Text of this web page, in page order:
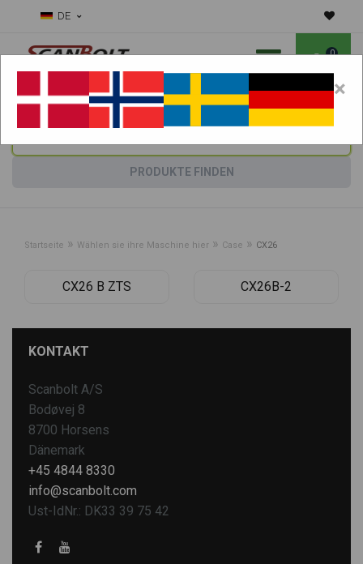
DE
0
Benötigen Sie Hilfe bei Verschleißteilen?Maschine wählen:
PRODUKTE FINDEN
Startseite » Wählen sie ihre Maschine hier » Case » CX26
CX26 B ZTS CX26B-2
KONTAKT
Scanbolt A/S
Bodøvej 8
8700 Horsens
Dänemark
+45 4844 8330
info@scanbolt.com
Ust-IdNr.: DK33 39 75 42
×